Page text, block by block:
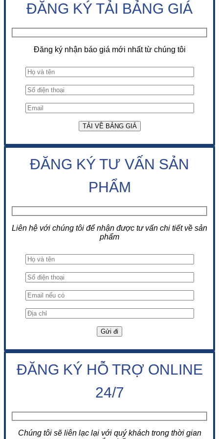
ĐĂNG KÝ TẢI BẢNG GIÁ
Đăng ký nhận báo giá mới nhất từ chúng tôi
ĐĂNG KÝ TƯ VẤN SẢN
PHẨM
Liên hệ với chúng tôi để nhận được tư vấn chi tiết về sản
phẩm
ĐĂNG KÝ HỖ TRỢ ONLINE
24/7
Chúng tôi sẽ liên lạc lại với quý khách trong thời gian